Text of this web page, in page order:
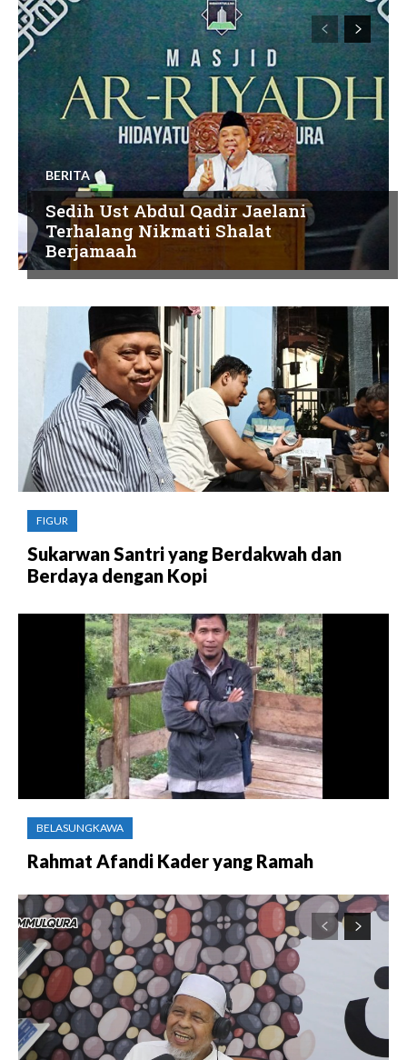
BERITA
Sedih Ust Abdul Qadir Jaelani
Terhalang Nikmati Shalat
Berjamaah
FIGUR
Sukarwan Santri yang Berdakwah dan
Berdaya dengan Kopi
BELASUNGKAWA
Rahmat Afandi Kader yang Ramah